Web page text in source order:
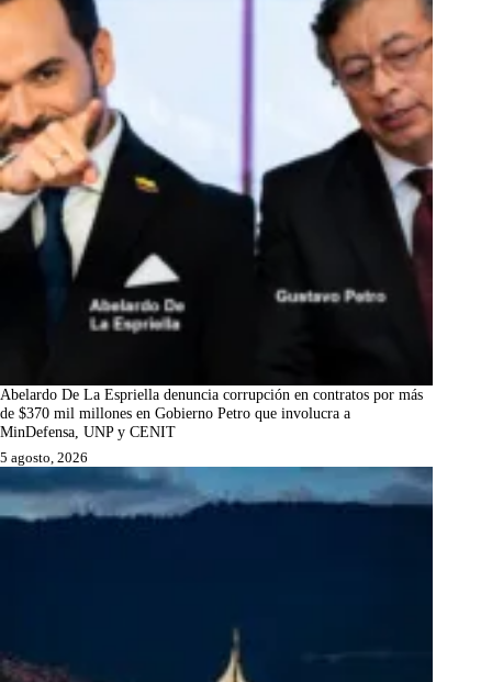
Abelardo De La Espriella denuncia corrupción en contratos por más
de $370 mil millones en Gobierno Petro que involucra a
MinDefensa, UNP y CENIT
5 agosto, 2026